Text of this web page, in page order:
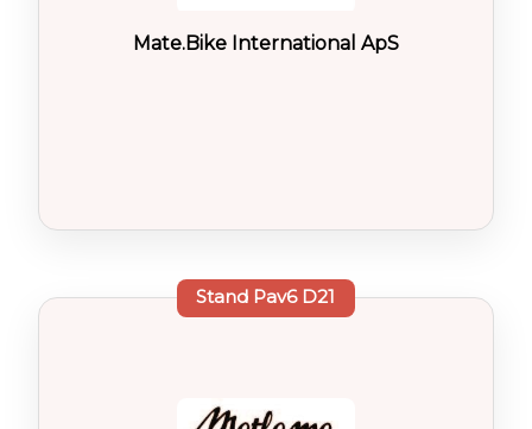
Mate.Bike International ApS
Stand Pav6 D21